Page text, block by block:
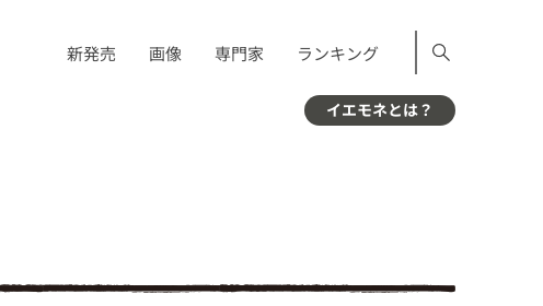
新発売 画像 専門家 ランキング
イエモネとは？